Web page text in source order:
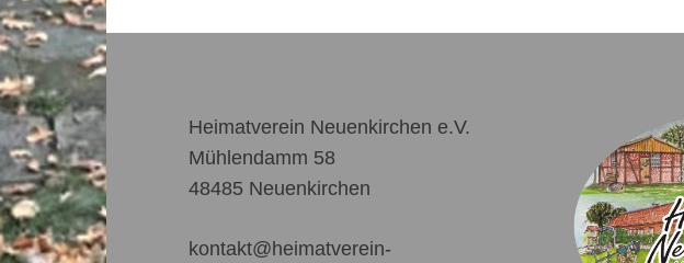
Heimatverein Neuenkirchen e.V.
Mühlendamm 58
48485 Neuenkirchen
kontakt@heimatverein-